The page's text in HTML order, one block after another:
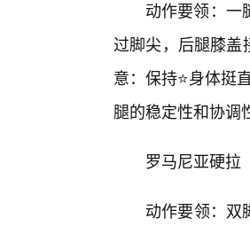
动作要领：一
过脚尖，后腿膝盖
意：保持⭐身体挺
腿的稳定性和协调
罗马尼亚硬
动作要领：双